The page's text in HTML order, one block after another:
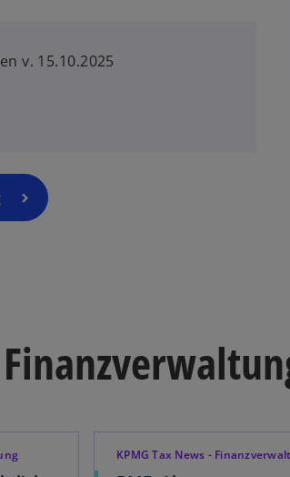
v. 15.10.2025
KPMG Tax News -